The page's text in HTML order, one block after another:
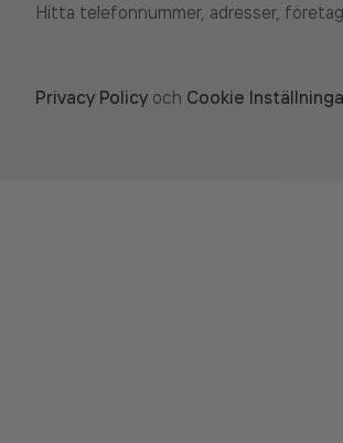
Hitta telefonnummer, adresser,
Privacy Policy och Cookie